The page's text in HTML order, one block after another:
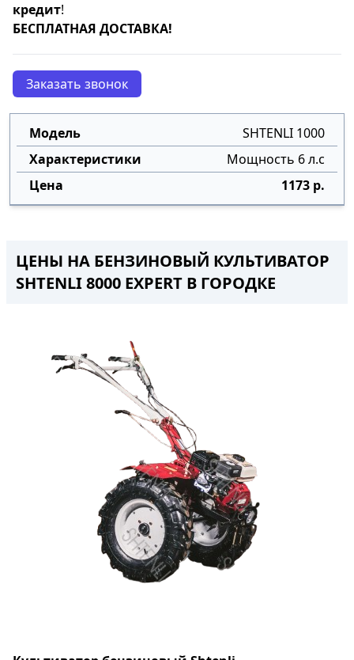
кредит!
БЕСПЛАТНАЯ ДОСТАВКА!
Заказать звонок
SHTENLI 1000
Мощность 6 л.с
1173 р.
ЦЕНЫ НА БЕНЗИНОВЫЙ КУЛЬТИВАТОР
SHTENLI 8000 EXPERT В ГОРОДКЕ